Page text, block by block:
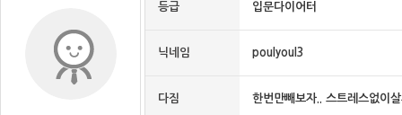
등급 입문다이어터
닉네임 poulyoul3
다짐 한번만빼보자.. 스트레스없이